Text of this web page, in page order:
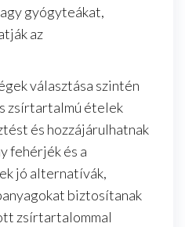
gyógyteákat,
az
választása szintén
zsírtartalmú ételek
és hozzájárulhatnak
fehérjék és a
jó alternatívák,
biztosítanak
zsírtartalommal